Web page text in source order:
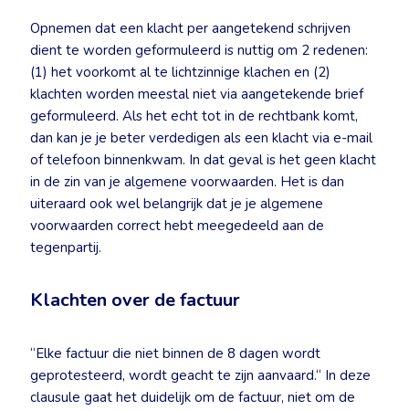
Opnemen dat een klacht per aangetekend schrijven
dient te worden geformuleerd is nuttig om 2 redenen:
(1) het voorkomt al te lichtzinnige klachen en (2)
klachten worden meestal niet via aangetekende brief
geformuleerd. Als het echt tot in de rechtbank komt,
dan kan je je beter verdedigen als een klacht via e-mail
of telefoon binnenkwam. In dat geval is het geen klacht
in de zin van je algemene voorwaarden. Het is dan
uiteraard ook wel belangrijk dat je je algemene
voorwaarden correct hebt meegedeeld aan de
tegenpartij.
Klachten over de factuur
“Elke factuur die niet binnen de 8 dagen wordt
geprotesteerd, wordt geacht te zijn aanvaard.“ In deze
clausule gaat het duidelijk om de factuur, niet om de